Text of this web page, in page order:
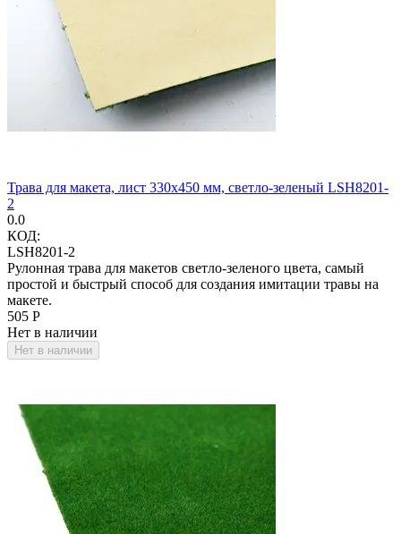
Трава для макета, лист 330х450 мм, светло-зеленый LSH8201-
2
0.0
КОД:
LSH8201-2
Рулонная трава для макетов светло-зеленого цвета, самый
простой и быстрый способ для создания имитации травы на
макете.
‍505‍ Р
Нет в наличии
Нет в наличии